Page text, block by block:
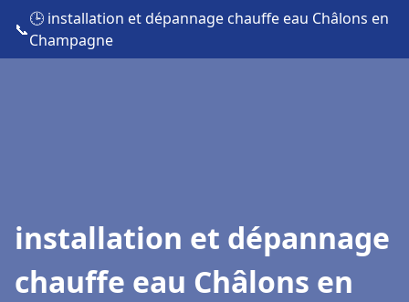
📞
🕒 installation et dépannage chauffe eau Châlons en
Champagne
installation et dépannage
chauffe eau Châlons en